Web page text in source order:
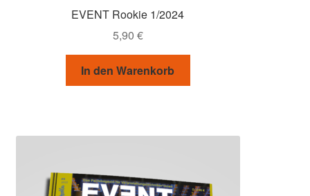
EVENT Rookie 1/2024
5,90 €
In den Warenkorb